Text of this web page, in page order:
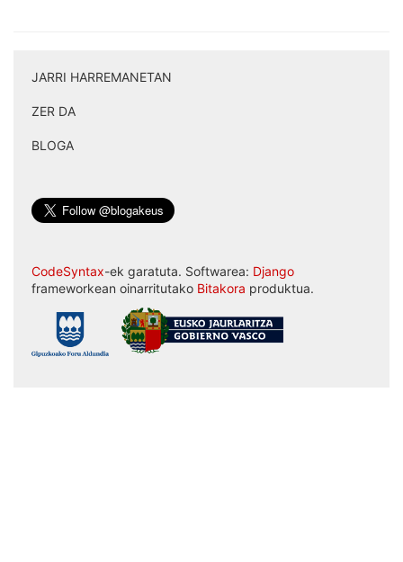
JARRI HARREMANETAN
ZER DA
BLOGA
CodeSyntax-ek garatuta. Softwarea: Django
frameworkean oinarritutako Bitakora produktua.